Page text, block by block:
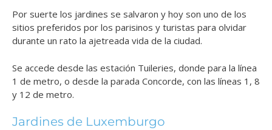
Por suerte los jardines se salvaron y hoy son uno de los
sitios preferidos por los parisinos y turistas para olvidar
durante un rato la ajetreada vida de la ciudad.
Se accede desde las estación Tuileries, donde para la línea
1 de metro, o desde la parada Concorde, con las líneas 1, 8
y 12 de metro.
Jardines de Luxemburgo